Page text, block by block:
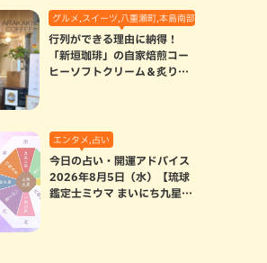
グルメ,スイーツ,八重瀬町,本島南部
行列ができる理由に納得！
「新垣珈琲」の自家焙煎コー
ヒーソフトクリーム＆炙りマ
エンタメ,占い
今日の占い・開運アドバイス
2026年8月5日（水）【琉球
鑑定士ミウマ まいにち九星気